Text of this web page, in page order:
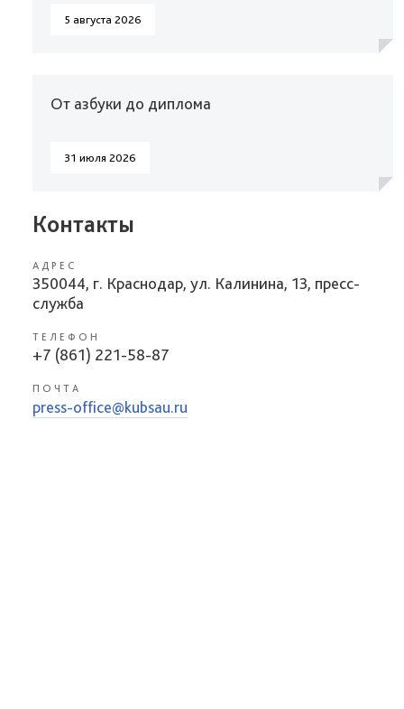
5 августа 2026
От азбуки до диплома
31 июля 2026
Контакты
АДРЕС
350044, г. Краснодар, ул. Калинина, 13, пресс-
служба
ТЕЛЕФОН
+7 (861) 221-58-87
ПОЧТА
press-office@kubsau.ru